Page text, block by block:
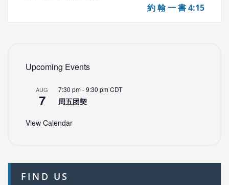
約 翰 一 書 4:15
Upcoming Events
AUG
7
7:30 pm-9:30 pmCDT
周五团契
View Calendar
FIND US